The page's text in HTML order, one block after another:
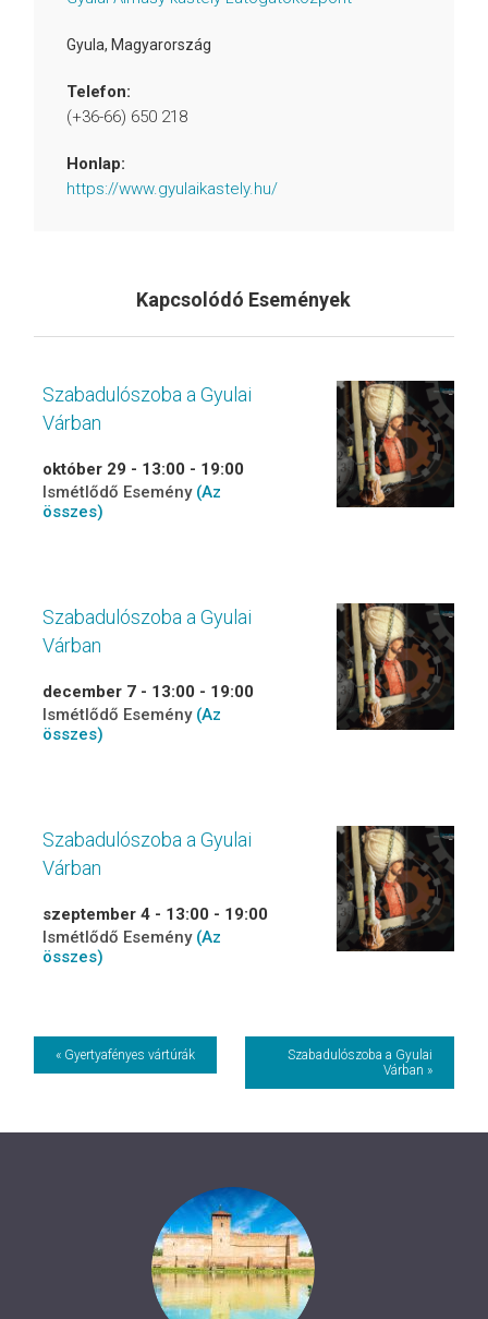
Gyula, Magyarország
Telefon:
(+36-66) 650 218
Honlap:
https://www.gyulaikastely.hu/
Kapcsolódó Események
Szabadulószoba a Gyulai
Várban
október 29 - 13:00 - 19:00
Ismétlődő Esemény (Az
összes)
Szabadulószoba a Gyulai
Várban
december 7 - 13:00 - 19:00
Ismétlődő Esemény (Az
összes)
Szabadulószoba a Gyulai
Várban
szeptember 4 - 13:00 - 19:00
Ismétlődő Esemény (Az
összes)
Event
Navigation
« Gyertyafényes vártúrák
Szabadulószoba a Gyulai
Várban »